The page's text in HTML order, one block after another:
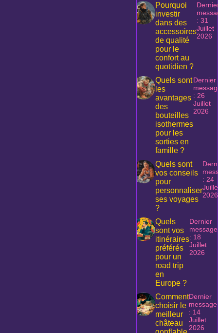
Pourquoi
investir
dans des
accessoires
de qualité
pour le
confort au
quotidien ?
: 31
Juillet
2026
Quels sont
les
avantages
des
bouteilles
isothermes
pour les
sorties en
famille ?
Dernier
: 26
Juillet
2026
Quels sont
vos conseils
pour
personnaliser
ses voyages
?
: 24
2026
Quels
sont vos
itinéraires
préférés
pour un
road trip
en
Europe ?
Dernier
message
: 18
Juillet
2026
Comment
choisir le
meilleur
château
Dernier
message
: 14
Juillet
2026